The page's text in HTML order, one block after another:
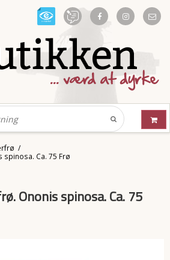
/
Ca. 75 Frø
Ononis spinosa. Ca. 75